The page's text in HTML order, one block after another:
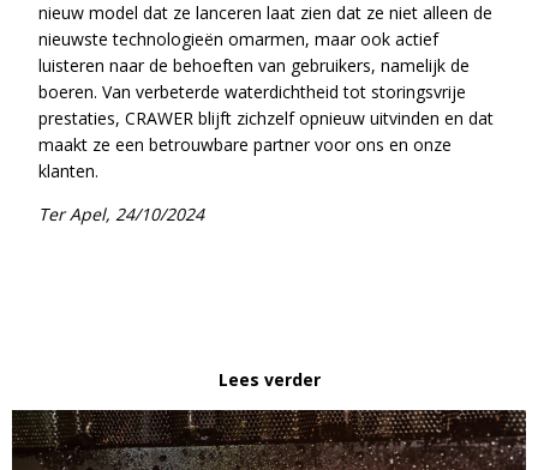
nieuw model dat ze lanceren laat zien dat ze niet alleen de
nieuwste technologieën omarmen, maar ook actief
luisteren naar de behoeften van gebruikers, namelijk de
boeren. Van verbeterde waterdichtheid tot storingsvrije
prestaties, CRAWER blijft zichzelf opnieuw uitvinden en dat
maakt ze een betrouwbare partner voor ons en onze
klanten.
Ter Apel, 24/10/2024
Lees verder